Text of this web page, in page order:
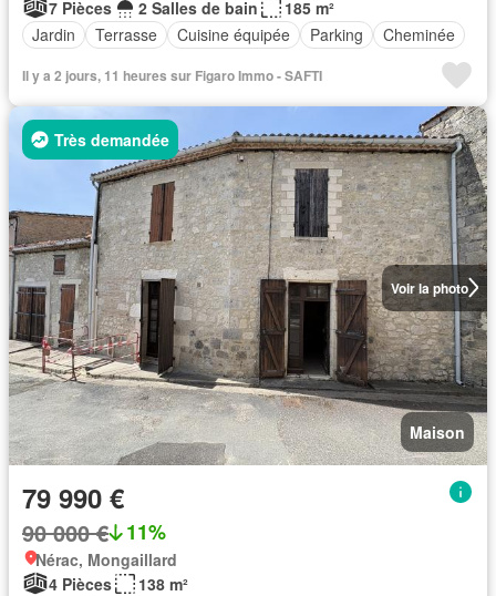
7 Pièces
2 Salles de bain
185 m²
Jardin
Terrasse Cuisine équipée Parking Cheminée
Il y a 2 jours, 11 heures sur Figaro Immo - SAFTI
Voir la photo
Très demandée
Maison
79 990 €
90 000 € 11%
Nérac, Mongaillard
4 Pièces
138 m²